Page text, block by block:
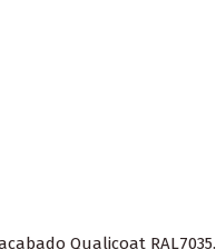
Qualicoat RAL7035.